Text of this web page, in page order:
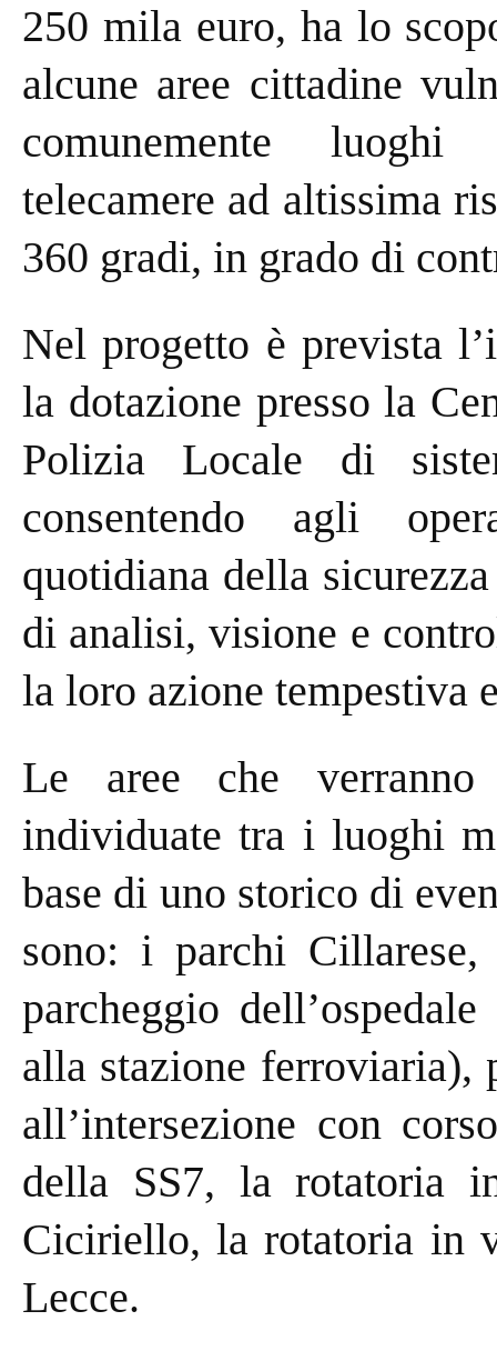
250 mila euro, ha lo
alcune aree cittadine
comunemente luoghi
telecamere ad altissima
360 gradi, in grado di
Nel progetto è prevista
la dotazione presso la
Polizia Locale di
consentendo agli
quotidiana della
di analisi, visione e
la loro azione tempestiva
Le aree che verranno
individuate tra i luoghi
base di uno storico di
sono: i parchi
parcheggio
alla stazione ferroviaria),
all’intersezione con
della SS7, la rotatoria
Ciciriello, la rotatoria in
Lecce.